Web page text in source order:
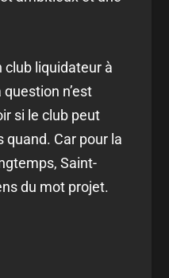
club liquidateur à
n’est
si le club peut
quand. Car pour la
Saint-
du mot projet.